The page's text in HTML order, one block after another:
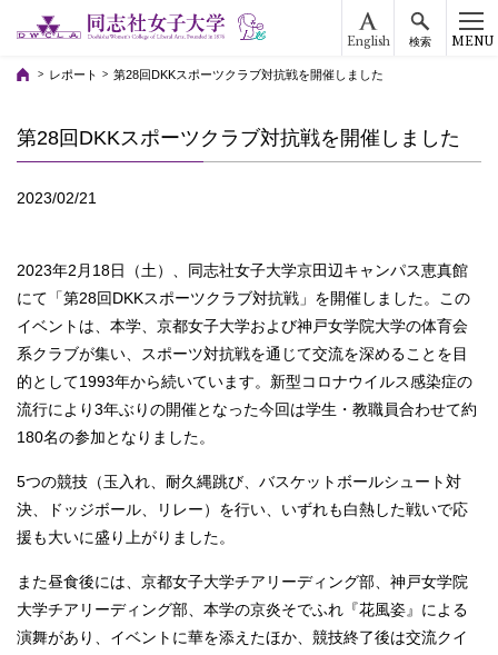
English 検索 MENU
レポート 第28回DKKスポーツクラブ対抗戦を開催しました
第28回DKKスポーツクラブ対抗戦を開催しました
2023/02/21
2023年2月18日（土）、同志社女子大学京田辺キャンパス恵真館
にて「第28回DKKスポーツクラブ対抗戦」を開催しました。この
イベントは、本学、京都女子大学および神戸女学院大学の体育会
系クラブが集い、スポーツ対抗戦を通じて交流を深めることを目
的として1993年から続いています。新型コロナウイルス感染症の
流行により3年ぶりの開催となった今回は学生・教職員合わせて約
180名の参加となりました。
5つの競技（玉入れ、耐久縄跳び、バスケットボールシュート対
決、ドッジボール、リレー）を行い、いずれも白熱した戦いで応
援も大いに盛り上がりました。
また昼食後には、京都女子大学チアリーディング部、神戸女学院
大学チアリーディング部、本学の京炎そでふれ『花風姿』による
演舞があり、イベントに華を添えたほか、競技終了後は交流クイ